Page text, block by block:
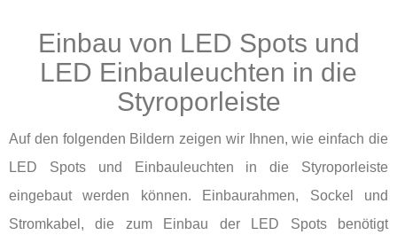
Einbau von LED Spots und
LED Einbauleuchten in die
Styroporleiste
Auf den folgenden Bildern zeigen wir Ihnen, wie einfach die
LED Spots und Einbauleuchten in die Styroporleiste
eingebaut werden können. Einbaurahmen, Sockel und
Stromkabel, die zum Einbau der LED Spots benötigt